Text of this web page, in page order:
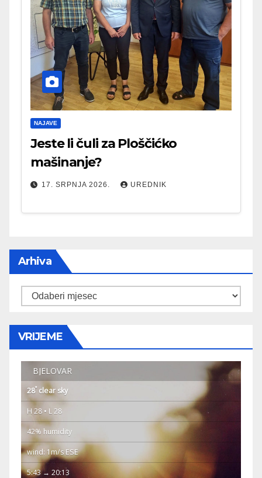
NAJAVE
Jeste li čuli za Ploščićko
mašinanje?
17. SRPNJA 2026. UREDNIK
Arhiva
Arhiva
VRIJEME
BJELOVAR
28° clear sky
H 28 • L 28
42% humidity
wind: 1m/s ESE
5:43 → 20:13